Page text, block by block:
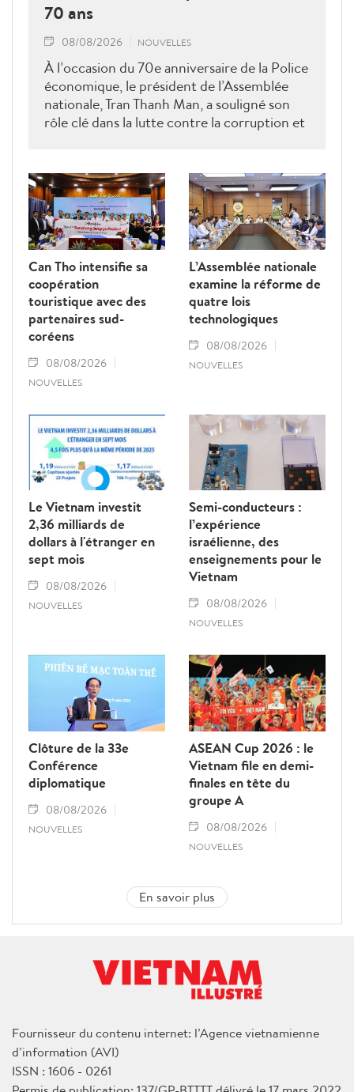
70 ans
08/08/2026 NOUVELLES
À l’occasion du 70e anniversaire de la Police
économique, le président de l’Assemblée
nationale, Tran Thanh Man, a souligné son
rôle clé dans la lutte contre la corruption et
Can Tho intensifie sa
coopération
touristique avec des
partenaires sud-
coréens
08/08/2026
NOUVELLES
L’Assemblée nationale
examine la réforme de
quatre lois
technologiques
08/08/2026
NOUVELLES
Le Vietnam investit
2,36 milliards de
dollars à l'étranger en
sept mois
08/08/2026
NOUVELLES
Semi-conducteurs :
l’expérience
israélienne, des
enseignements pour le
Vietnam
08/08/2026
NOUVELLES
Clôture de la 33e
Conférence
diplomatique
08/08/2026
NOUVELLES
ASEAN Cup 2026 : le
Vietnam file en demi-
finales en tête du
groupe A
08/08/2026
NOUVELLES
En savoir plus
Fournisseur du contenu internet: l’Agence vietnamienne
d’information (AVI)
ISSN : 1606 - 0261